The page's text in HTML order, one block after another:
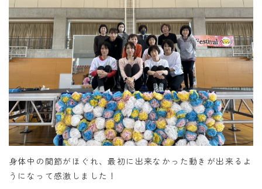
身体中の関節がほぐれ、最初に出来なかった動きが出来るよ
うになって感激しました！